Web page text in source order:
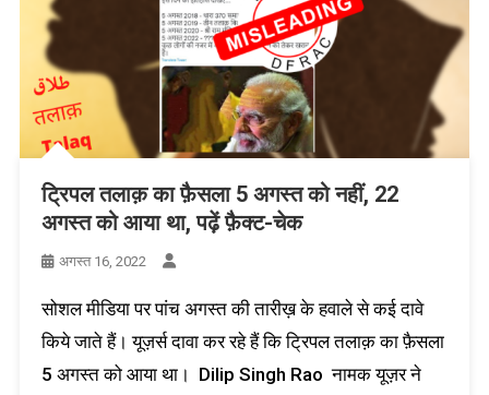
ट्रिपल तलाक़ का फ़ैसला 5 अगस्त को नहीं, 22
अगस्त को आया था, पढ़ें फ़ैक्ट-चेक
अगस्त 16, 2022
सोशल मीडिया पर पांच अगस्त की तारीख़ के हवाले से कई दावे
किये जाते हैं। यूज़र्स दावा कर रहे हैं कि ट्रिपल तलाक़ का फ़ैसला
5 अगस्त को आया था। Dilip Singh Rao नामक यूज़र ने